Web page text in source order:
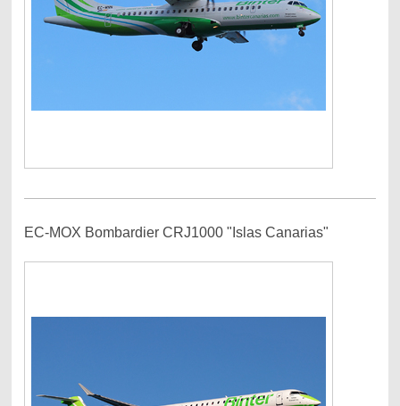
EC-MOX Bombardier CRJ1000 "Islas Canarias"